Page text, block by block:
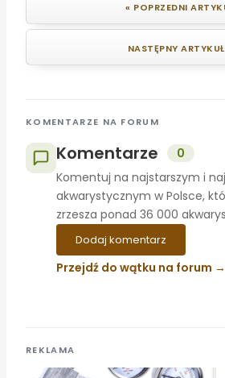
« POPRZEDNI
NASTĘPNY
KOMENTARZE NA FORUM
Komentarze
0
Komentuj na najstarszym i
akwarystycznym w Polsce,
zrzesza ponad 36 000
Dodaj komentarz
Przejdź do wątku na forum
REKLAMA